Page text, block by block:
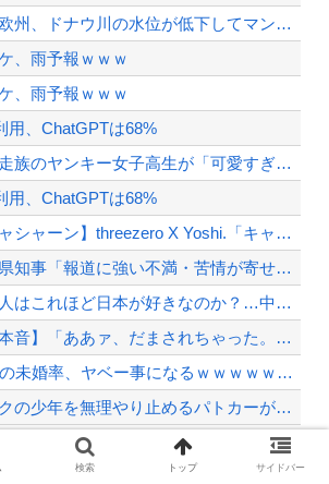
記録的猛暑の欧州、ドナウ川の水位が低下してマンモスの骨や沈没したドイツ軍の戦艦が出現
、雨予報ｗｗｗ
、雨予報ｗｗｗ
用、ChatGPTは68%
【画像】元暴走族のヤンキー女子高生が「可愛すぎるｗｗｗｗ」ﾊﾟｼｬ!!⇒
用、ChatGPTは68%
【新造人間キャシャーン】threezero X Yoshi.「キャシャーン with...
【速報】熊本県知事「報道に強い不満・苦情が寄せられている」→TBSの報道特集がまさに...
なぜフランス人はこれほど日本が好きなのか？…中国ネット「中国と北朝鮮を除いて日本が好...
【特攻隊員の本音】「ああァ、だまされちゃった。今度生れる時はアメリカへ生れるぞ」出撃...
【悲報】30代の未婚率、ヤベー事になるｗｗｗｗｗｗｗｗｗｗｗｗｗ
【動画】バイクの少年を無理やり止めるパトカーが怖いｗｗｗｗ
ゴールデンボンバーのライブ中に突然、謎の女性がカンペを持って、ステージ上に乱入！→演...
【では世界の一流は？】仕事終わりにホットミルクを飲むのは三流。瞑想するのは二流
検索 トップ サイドバー